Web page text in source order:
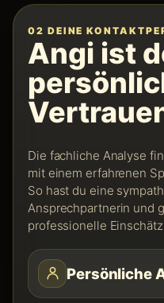
02 DEINE
Angi ist
Die fachliche Analyse
mit einem erfahrenen
So hast du eine
Ansprechpartnerin und
professionelle
Persönliche